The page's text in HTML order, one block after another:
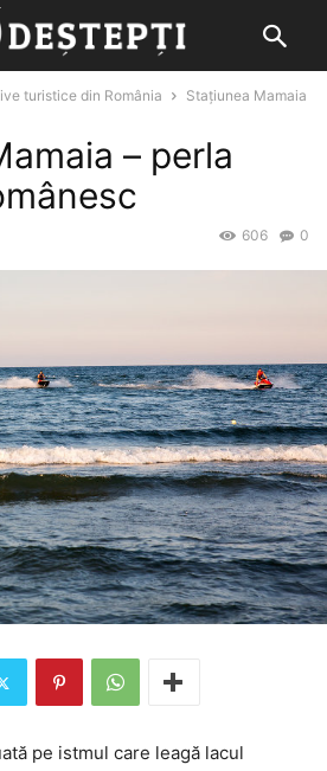
turistice din România
Stațiunea Mamaia
– perla
0
606
pe istmul care leagă lacul